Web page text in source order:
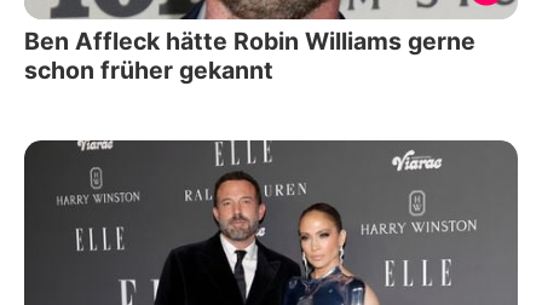
Ben Affleck hätte Robin Williams gerne
schon früher gekannt